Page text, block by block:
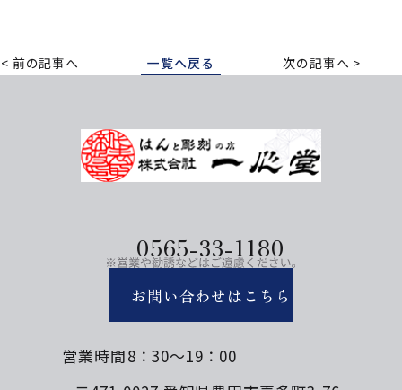
前の記事へ 一覧へ戻る 次の記事へ
0565-33-1180
お問い合わせはこちら
営業時間8：30～19：00